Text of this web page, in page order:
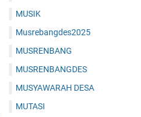
MUSIK
Musrebangdes2025
MUSRENBANG
MUSRENBANGDES
MUSYAWARAH DESA
MUTASI